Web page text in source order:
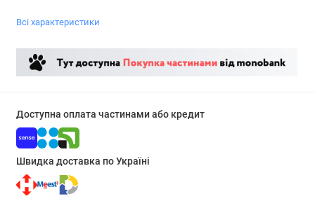
Всі характеристики
Доступна оплата частинами або кредит
Швидка доставка по Україні